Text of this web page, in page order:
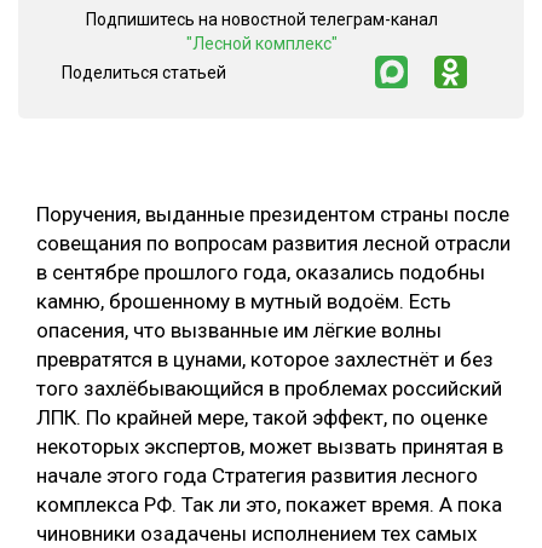
СУШКА ДРЕВЕСИНЫ
МЕБЕЛЬНОЕ ПРОИЗВОДСТВО
Поручения, выданные президентом страны после
совещания по вопросам развития лесной отрасли
в сентябре прошлого года, оказались подобны
камню, брошенному в мутный водоём. Есть
опасения, что вызванные им лёгкие волны
превратятся в цунами, которое захлестнёт и без
того захлёбывающийся в проблемах российский
ЛПК. По крайней мере, такой эффект, по оценке
некоторых экспертов, может вызвать принятая в
начале этого года Стратегия развития лесного
комплекса РФ. Так ли это, покажет время. А пока
чиновники озадачены исполнением тех самых
Подпишитесь на новостной телеграм-канал
"Лесной комплекс"
Поделиться статьей